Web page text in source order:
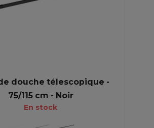
douche télescopique -
75/115 cm - Noir
En stock